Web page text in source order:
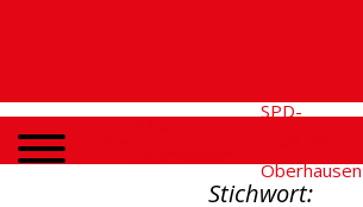
SPD-
Oberhausen
Stichwort: